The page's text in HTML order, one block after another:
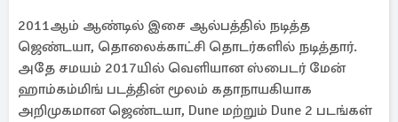
2011ஆம் ஆண்டில் இசை ஆல்பத்தில் நடித்த
ஜெண்டயா, தொலைக்காட்சி தொடர்களில் நடித்தார்.
அதே சமயம் 2017யில் வெளியான ஸ்பைடர் மேன்
ஹாம்கம்மிங் படத்தின் மூலம் கதாநாயகியாக
அறிமுகமான ஜெண்டயா, Dune மற்றும் Dune 2 படங்கள்